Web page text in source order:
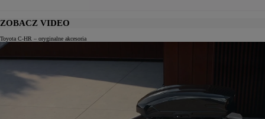
ZOBACZ VIDEO
Toyota C-HR – oryginalne akcesoria